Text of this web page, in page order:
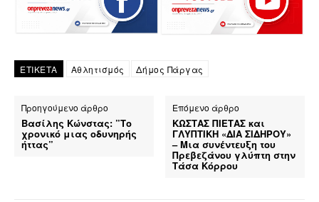
ΕΤΙΚΕΤΑ Αθλητισμός Δήμος Πάργας
Προηγούμενο άρθρο
Βασίλης Κώνστας: ”Το
χρονικό μιας οδυνηρής
ήττας”
Επόμενο άρθρο
ΚΩΣΤΑΣ ΠΙΕΤΑΣ και
ΓΛΥΠΤΙΚΗ «ΔΙΑ ΣΙΔΗΡΟΥ»
– Μια συνέντευξη του
Πρεβεζάνου γλύπτη στην
Τάσα Κόρρου